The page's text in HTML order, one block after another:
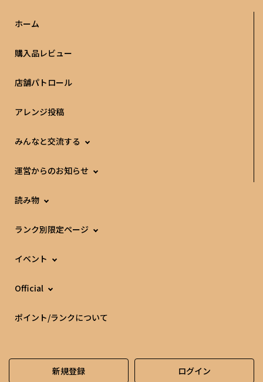
ホーム
購入品レビュー
店舗パトロール
アレンジ投稿
みんなと交流する
運営からのお知らせ
読み物
ランク別限定ページ
イベント
Official
ポイント/ランクについて
新規登録 ログイン